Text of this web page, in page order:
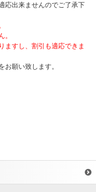
応出来ませんのでご了承下
。
ますし、割引も適応できま
お願い致します。